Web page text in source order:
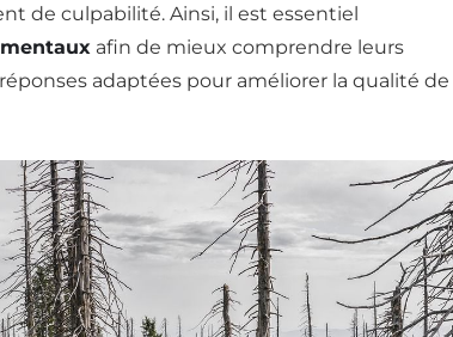
de culpabilité. Ainsi, il est essentiel
afin de mieux comprendre leurs
adaptées pour améliorer la qualité de